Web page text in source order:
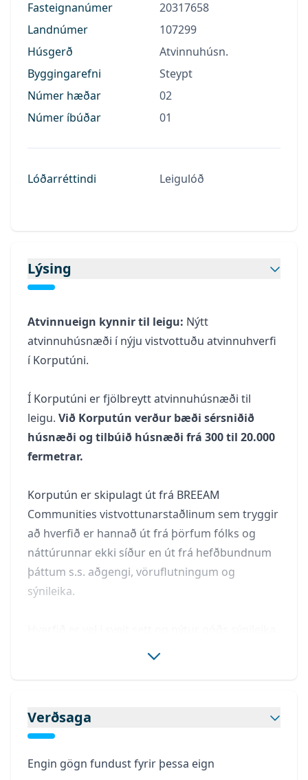
Fasteignanúmer
20317658
Landnúmer
107299
Húsgerð
Atvinnuhúsn.
Byggingarefni
Steypt
Númer hæðar
02
Númer íbúðar
01
Lóðarréttindi Leigulóð
Lýsing
Atvinnueign kynnir til leigu: Nýtt
atvinnuhúsnæði í nýju vistvottuðu atvinnuhverfi
í Korputúni.
Í Korputúni er fjölbreytt atvinnuhúsnæði til
leigu. Við Korputún verður bæði sérsniðið
húsnæði og tilbúið húsnæði frá 300 til 20.000
fermetrar.
Korputún er skipulagt út frá BREEAM
Communities vistvottunarstaðlinum sem tryggir
að hverfið er hannað út frá þörfum fólks og
náttúrunnar ekki síður en út frá hefðbundnum
þáttum s.s. aðgengi, vöruflutningum og
sýnileika.
áformuð þvert gegnum hverfið með
Verðsaga
Engin gögn fundust fyrir þessa eign